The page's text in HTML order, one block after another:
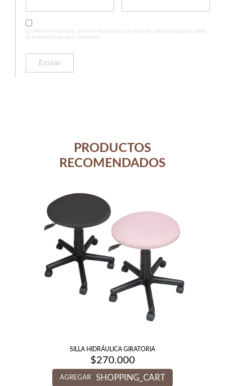
Guarda mi nombre, correo electrónico y web en este navegador para
la próxima vez que comente.
PRODUCTOS
RECOMENDADOS
SILLA HIDRÁULICA GIRATORIA
$270.000
AGREGAR SHOPPING_CART